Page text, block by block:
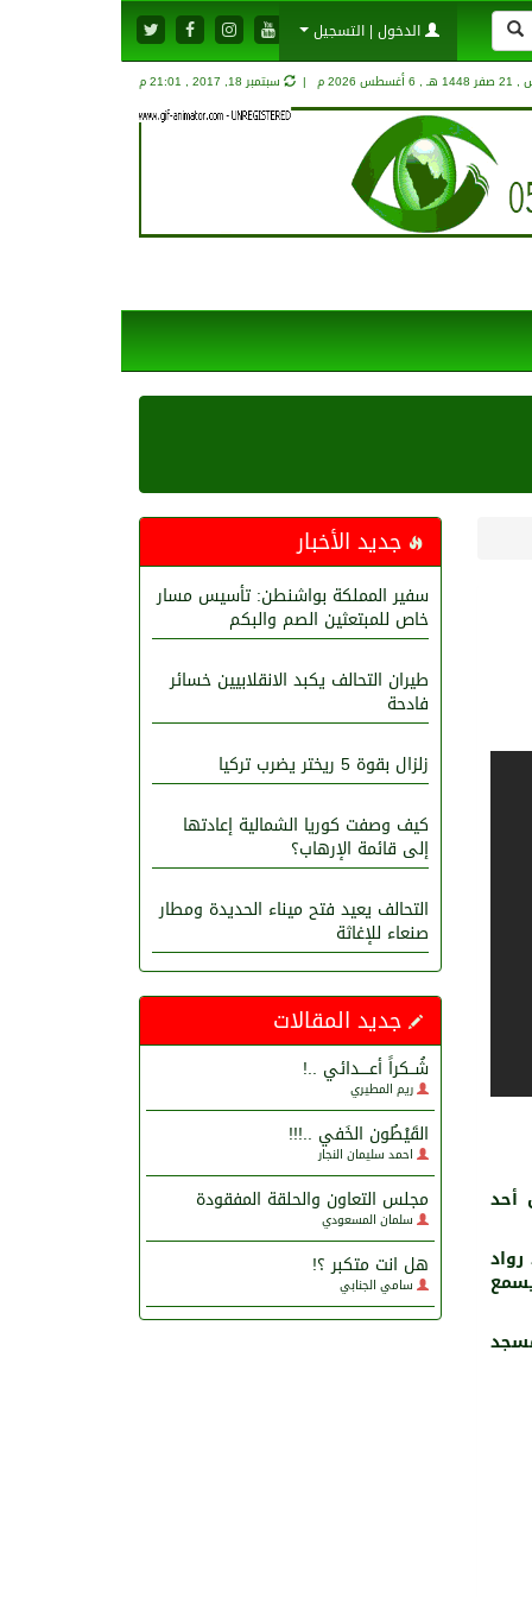
الدخول | التسجيل
هـ , 6 أغسطس 2026 م | سبتمبر 18, 2017 , 21:01 م
جديد الأخبار
سفير المملكة بواشنطن: تأسيس مسار
خاص للمبتعثين الصم والبكم
طيران التحالف يكبد الانقلابيين خسائر
فادحة
زلزال بقوة 5 ريختر يضرب تركيا
كيف وصفت كوريا الشمالية إعادتها
إلى قائمة الإرهاب؟
التحالف يعيد فتح ميناء الحديدة ومطار
صنعاء للإغاثة
جديد المقالات
شُــكراً أعــــدائي ..!
ريم المطيري
القَيْطُون الخَفي ..!!!
احمد سليمان النجار
مجلس التعاون والحلقة المفقودة
سلمان المسعودي
هل انت متكبر ؟!
سامي الجنابي
أحد
مسجد